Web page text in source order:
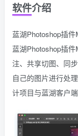
软件介绍
蓝湖Photoshop插件
蓝湖Photoshop插
注、共享切图、同
自己的图片进行处
计项目与蓝湖客户端